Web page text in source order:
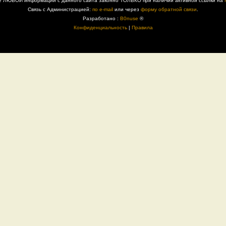
Связь с Администрацией: по e-mail или через форму обратной связи
Разработано : B0nuse ®
Конфиденциальность| Правила